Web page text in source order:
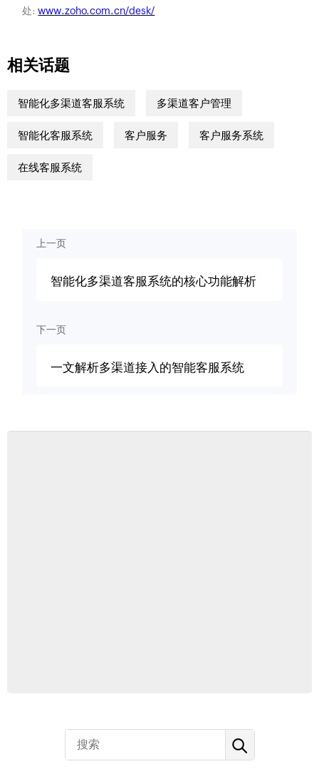
处:www.zoho.com.cn/desk/
相关话题
智能化多渠道客服系统 多渠道客户管理
智能化客服系统 客户服务 客户服务系统
在线客服系统
上一页
智能化多渠道客服系统的核心功能解析
下一页
一文解析多渠道接入的智能客服系统